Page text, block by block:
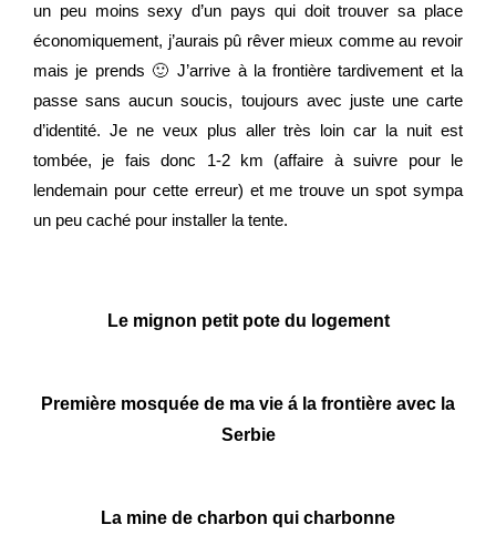
un peu moins sexy d’un pays qui doit trouver sa place
économiquement, j’aurais pû rêver mieux comme au revoir
mais je prends 🙂 J’arrive à la frontière tardivement et la
passe sans aucun soucis, toujours avec juste une carte
d’identité. Je ne veux plus aller très loin car la nuit est
tombée, je fais donc 1-2 km (affaire à suivre pour le
lendemain pour cette erreur) et me trouve un spot sympa
un peu caché pour installer la tente.
Le mignon petit pote du logement
Première mosquée de ma vie á la frontière avec la
Serbie
La mine de charbon qui charbonne